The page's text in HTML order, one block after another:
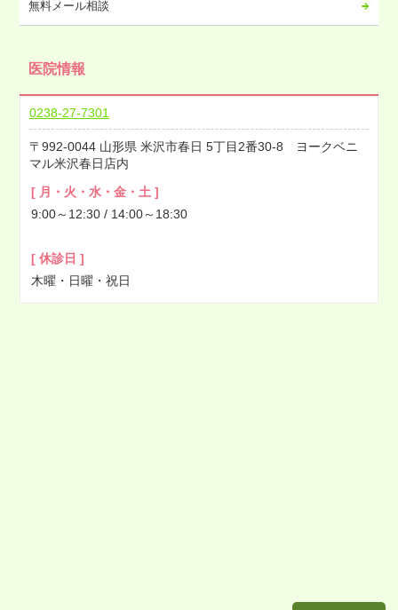
2022年07月
2022年06月
2022年05月
2022年04月
2022年03月
2022年02月
2021年12月
2021年11月
2021年10月
無料メール相談
医院情報
0238-27-7301
992-0044 山形県 米沢市春日 5丁目2番30-8 ヨークベニ
マル米沢春日店内
[ 月・火・水・金・土 ]
9:00～12:30 / 14:00～18:30
[ 休診日 ]
木曜・日曜・祝日